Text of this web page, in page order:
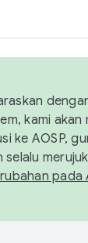
kami akan
ke AOSP,
selalu
pada